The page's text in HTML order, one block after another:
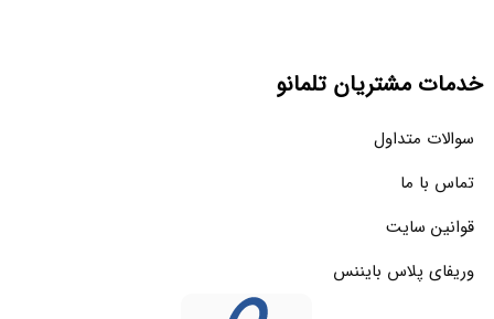
خدمات مشتریان تلمانو
سوالات متداول
تماس با ما
قوانین سایت
وریفای پلاس بایننس